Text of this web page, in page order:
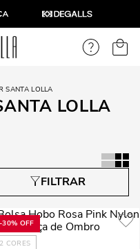
SANTA LOLLA
LOLLA
-30% OFF
2 CORES